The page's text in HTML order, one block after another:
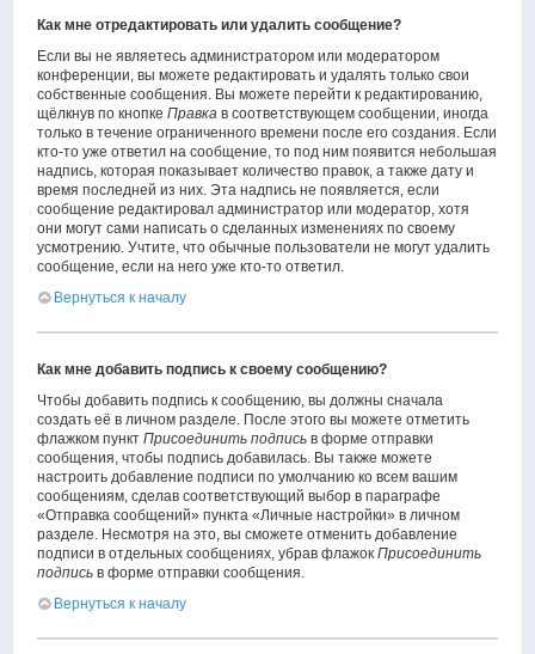
Как мне отредактировать или удалить сообщение?
Если вы не являетесь администратором или модератором
конференции, вы можете редактировать и удалять только свои
собственные сообщения. Вы можете перейти к редактированию,
щёлкнув по кнопкеПравка в соответствующем сообщении, иногда
только в течение ограниченного времени после его создания. Если
кто-то уже ответил на сообщение, то под ним появится небольшая
надпись, которая показывает количество правок, а также дату и
время последней из них. Эта надпись не появляется, если
сообщение редактировал администратор или модератор, хотя
они могут сами написать о сделанных изменениях по своему
усмотрению. Учтите, что обычные пользователи не могут удалить
сообщение, если на него уже кто-то ответил.
Вернуться к началу
Как мне добавить подпись к своему сообщению?
Чтобы добавить подпись к сообщению, вы должны сначала
создать её в личном разделе. После этого вы можете отметить
флажком пунктПрисоединить подпись в форме отправки
сообщения, чтобы подпись добавилась. Вы также можете
настроить добавление подписи по умолчанию ко всем вашим
сообщениям, сделав соответствующий выбор в параграфе
«Отправка сообщений» пункта «Личные настройки» в личном
разделе. Несмотря на это, вы сможете отменить добавление
подписи в отдельных сообщениях, убрав флажокПрисоединить
подпись в форме отправки сообщения.
Вернуться к началу